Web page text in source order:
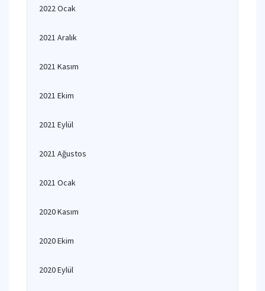
2022 Ocak
2021 Aralık
2021 Kasım
2021 Ekim
2021 Eylül
2021 Ağustos
2021 Ocak
2020 Kasım
2020 Ekim
2020 Eylül